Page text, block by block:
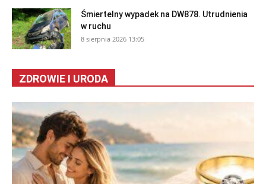
Śmiertelny wypadek na DW878. Utrudnienia
w ruchu
8 sierpnia 2026 13:05
ZDROWIE I URODA